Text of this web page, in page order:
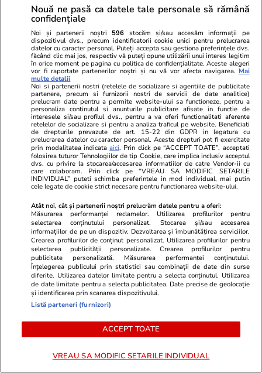
dronă doborâtă în România :
„Nu sunt un accident, sunt un
tipar”
24 iul.
Inteligența artificială va
remodela economia mondială și
politica monetară
România fricii: Cum am ajuns să
trăim din spaimă în spaimă
Nouă ne pasă ca datele tale personale să rămână
confidențiale
Noi și partenerii noștri 596 stocăm și/sau accesăm informații pe
dispozitivul dvs., precum identificatorii cookie unici pentru prelucrarea
datelor cu caracter personal. Puteți accepta sau gestiona preferințele dvs.
făcând clic mai jos, respectiv vă puteți opune utilizării unui interes legitim
în orice moment pe pagina cu politica de confidențialitate. Aceste alegeri
vor fi raportate partenerilor noștri și nu vă vor afecta navigarea. Mai
multe detalii
Noi si partenerii nostri (retelele de socializare si agentiile de publicitate
partenere, precum si furnizorii nostri de servicii de date analitice)
prelucram date pentru a permite website-ului sa functioneze, pentru a
personaliza continutul si anunturile publicitare afisate in functie de
interesele si/sau profilul dvs., pentru a va oferi functionalitati aferente
retelelor de socializare si pentru a analiza traficul pe website. Beneficiati
de drepturile prevazute de art. 15-22 din GDPR in legatura cu
prelucrarea datelor cu caracter personal. Aceste drepturi pot fi exercitate
prin modalitatea indicataaici. Prin click pe “ACCEPT TOATE”, acceptati
folosirea tuturor Tehnologiilor de tip Cookie, care implica inclusiv acceptul
dvs. cu privire la stocarea/accesarea informatiilor de catre Vendor-ii cu
care colaboram. Prin click pe “VREAU SA MODIFIC SETARILE
INDIVIDUAL” puteti schimba preferintele in mod individual, mai putin
cele legate de cookie strict necesare pentru functionarea website-ului.
Atât noi, cât și partenerii noștri prelucrăm datele pentru a oferi:
Măsurarea performanței reclamelor. Utilizarea profilurilor pentru
selectarea conținutului personalizat. Stocarea și/sau accesarea
informațiilor de pe un dispozitiv. Dezvoltarea și îmbunătățirea serviciilor.
Crearea profilurilor de conținut personalizat. Utilizarea profilurilor pentru
selectarea publicității personalizate. Crearea profilurilor pentru
publicitate personalizată. Măsurarea performanței conținutului.
Înțelegerea publicului prin statistici sau combinații de date din surse
diferite. Utilizarea datelor limitate pentru a selecta conținutul. Utilizarea
de date limitate pentru a selecta publicitatea. Date precise de geolocație
și identificarea prin scanarea dispozitivului.
Listă parteneri (furnizori)
ACCEPT TOATE
VREAU SA MODIFIC SETARILE INDIVIDUAL